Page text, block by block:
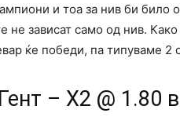
и тоа за нив би било
не зависат само од нив.
ќе победи, па типуваме 2
– Х2 @ 1.80